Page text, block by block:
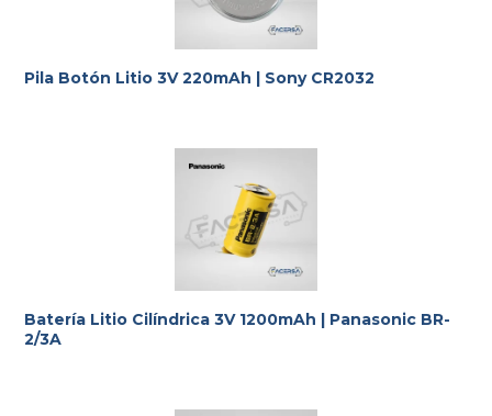
Pila Botón Litio 3V 220mAh | Sony CR2032
Batería Litio Cilíndrica 3V 1200mAh | Panasonic BR-
2/3A